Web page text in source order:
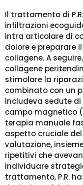
Il trattamento di
infiltrazioni
intra articolare di
dolore e preparare
collagene. A
collagene
stimolare la
combinato con un
includeva sedute
campo magnetico
terapia manuale
aspetto cruciale
valutazione,
ripetitivi che
individuare
trattamento, P.R.